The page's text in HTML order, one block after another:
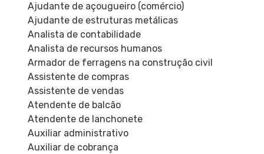
Ajudante de açougueiro (comércio)
Ajudante de estruturas metálicas
Analista de contabilidade
Analista de recursos humanos
Armador de ferragens na construção civil
Assistente de compras
Assistente de vendas
Atendente de balcão
Atendente de lanchonete
Auxiliar administrativo
Auxiliar de cobrança